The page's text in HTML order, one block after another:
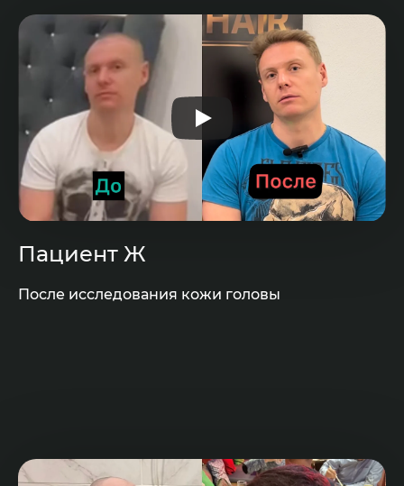
Пациент Ж
После исследования кожи головы